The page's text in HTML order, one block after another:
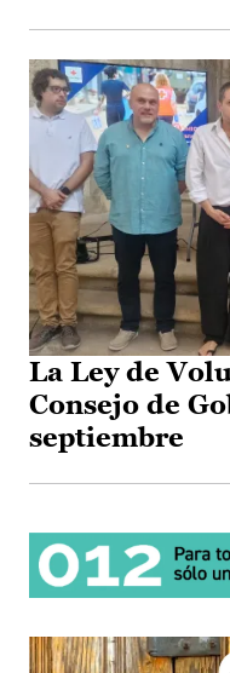
La Ley de
Consejo de
septiembre